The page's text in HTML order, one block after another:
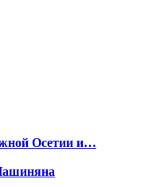
Осетии и…